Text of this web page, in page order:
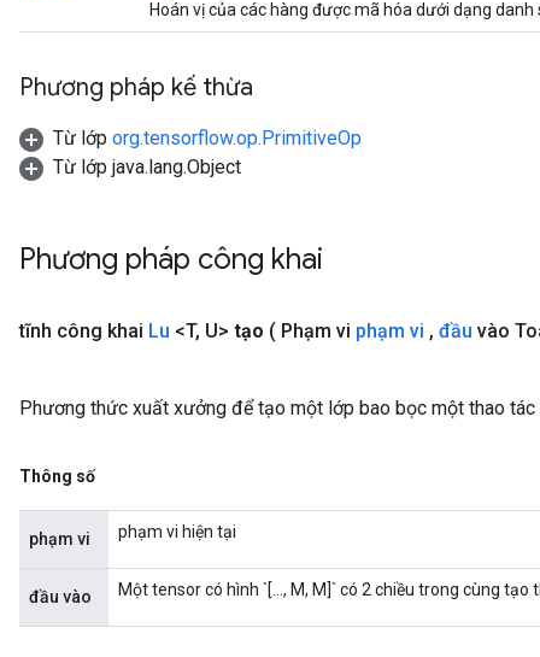
Hoán vị của các hàng được mã hóa dưới dạng
Phương pháp kế thừa
Từ lớp org.tensorflow.op.PrimitiveOp
Từ lớp java.lang.Object
Phương pháp công khai
tĩnh công khai Lu <T, U> tạo ( Phạm vi phạm vi , đầu vào
Phương thức xuất xưởng để tạo một lớp bao bọc một thao tác
Thông số
phạm vi phạm vi hiện tại
đầu vào Một tensor có hình `[..., M, M]` có 2 chiều trong cùng